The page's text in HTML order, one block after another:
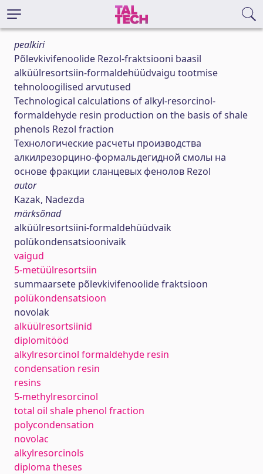
pealkiri
Põlevkivifenoolide Rezol-fraktsiooni baasil
alküülresortsiin-formaldehüüdvaigu tootmise
tehnoloogilised arvutused
Technological сalculations of alkyl-resorcinol-
formaldehyde resin production on the basis of shale
phenols Rezol fraction
Технологические расчеты производства
алкилрезорцино-формальдегидной смолы на
основе фракции сланцевых фенолов Rezol
autor
Kazak, Nadezda
märksõnad
alküülresortsiini-formaldehüüdvaik
polükondensatsioonivaik
vaigud
5-metüülresortsiin
summaarsete põlevkivifenoolide fraktsioon
polükondensatsioon
novolak
alküülresortsiinid
diplomitööd
alkylresorcinol formaldehyde resin
condensation resin
resins
5-methylresorcinol
total oil shale phenol fraction
polycondensation
novolac
alkylresorcinols
diploma theses